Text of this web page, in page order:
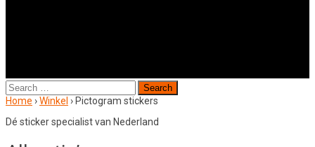
Search
for:
Home ›Winkel › Pictogram stickers
Dé sticker specialist van Nederland